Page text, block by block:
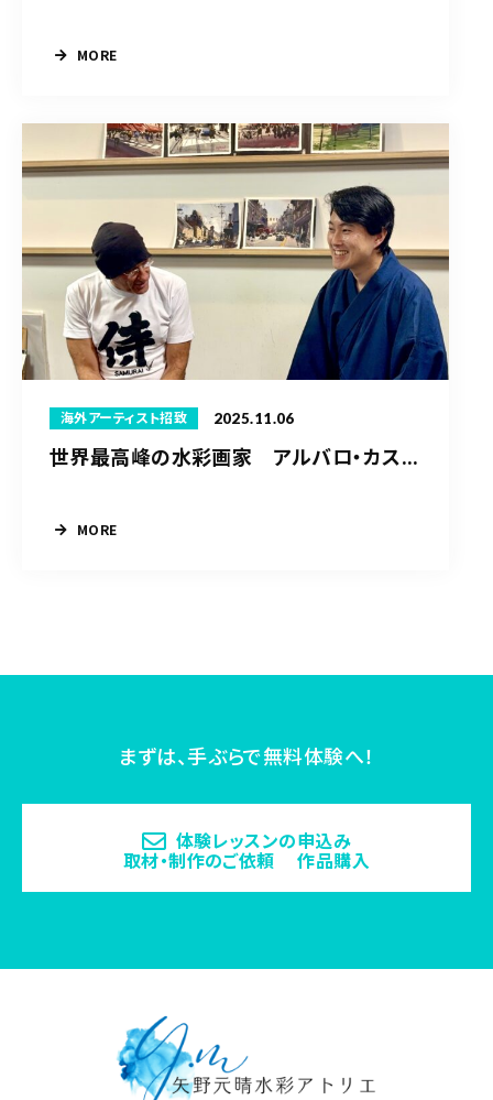
MORE
海外アーティスト招致 2025.11.06
世界最高峰の水彩画家 アルバロ・カス...
MORE
まずは、手ぶらで無料体験へ！
体験レッスンの申込み
取材・制作のご依頼 作品購入